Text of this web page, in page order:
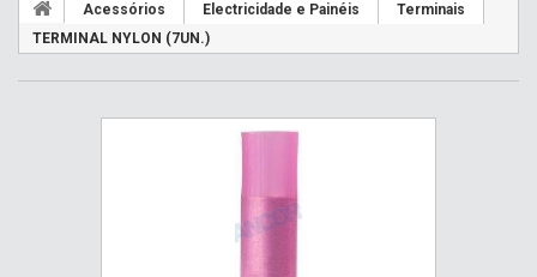
Acessórios Electricidade e Painéis
Terminais
TERMINAL NYLON (7UN.)